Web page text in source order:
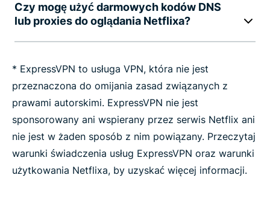
Czy mogę użyć darmowych kodów DNS
lub proxies do oglądania Netflixa?
* ExpressVPN to usługa VPN, która nie jest
przeznaczona do omijania zasad związanych z
prawami autorskimi. ExpressVPN nie jest
sponsorowany ani wspierany przez serwis Netflix ani
nie jest w żaden sposób z nim powiązany. Przeczytaj
warunki świadczenia usług ExpressVPN oraz warunki
użytkowania Netflixa, by uzyskać więcej informacji.